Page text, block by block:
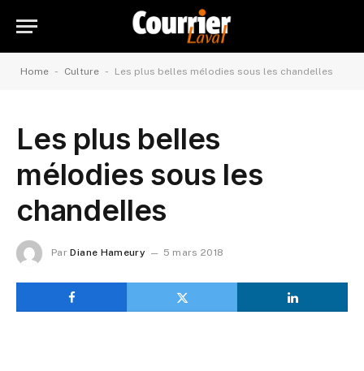
Home - Culture - Les plus belles mélodies sous les chandelles
Les plus belles
mélodies sous les
chandelles
Par Diane Hameury 5 mars 2018